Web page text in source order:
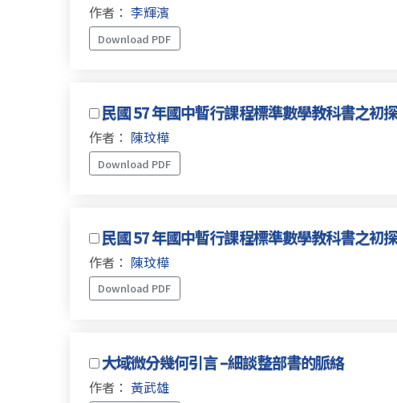
作者： 李輝濱
Download PDF
民國 57 年國中暫行課程標準數學教科書之初
作者： 陳玟樺
Download PDF
民國 57 年國中暫行課程標準數學教科書之初
作者： 陳玟樺
Download PDF
大域微分幾何引言 –細談整部書的脈絡
作者： 黃武雄